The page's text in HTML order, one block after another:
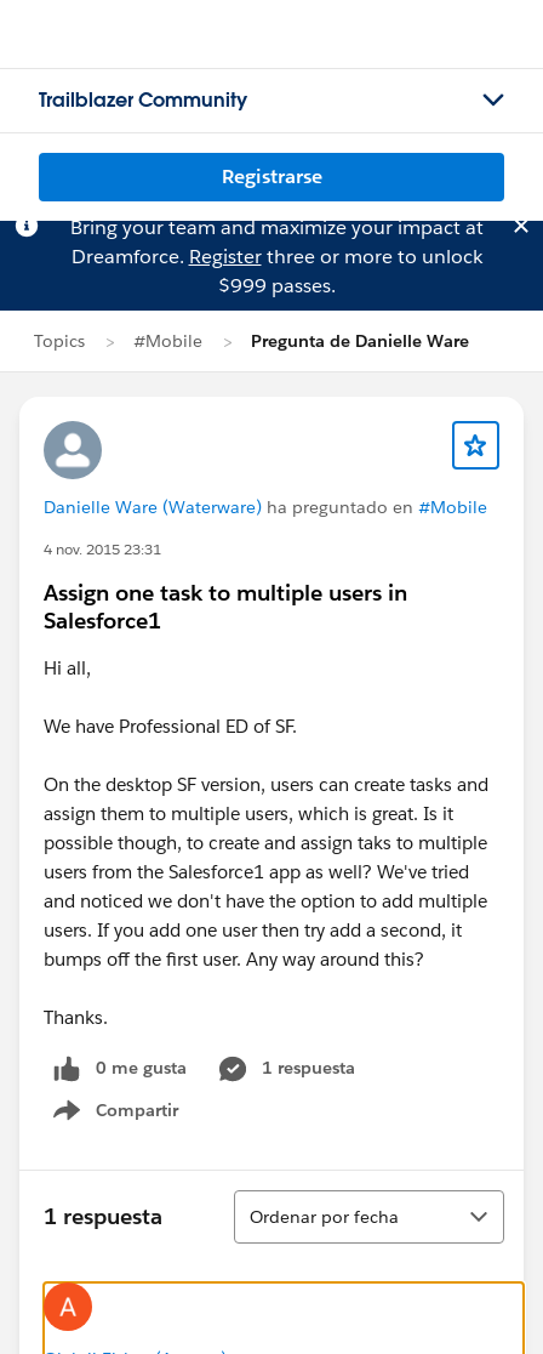
Trailblazer Community
Registrarse
Bring your team and maximize your impact at
Dreamforce. Registerthree or more to unlock
$999 passes.
Topics #Mobile Pregunta de Danielle Ware
Danielle Ware (Waterware) ha preguntado en #Mobile
4 nov. 2015 23:31
Assign one task to multiple users in
Salesforce1
Hi all,
We have Professional ED of SF.
On the desktop SF version, users can create tasks and
assign them to multiple users, which is great. Is it
possible though, to create and assign taks to multiple
users from the Salesforce1 app as well? We've tried
and noticed we don't have the option to add multiple
users. If you add one user then try add a second, it
bumps off the first user. Any way around this?
Thanks.
0 me gusta
1 respuesta
Compartir
Show menu
1 respuesta
Ordenar
Ordenar por fecha